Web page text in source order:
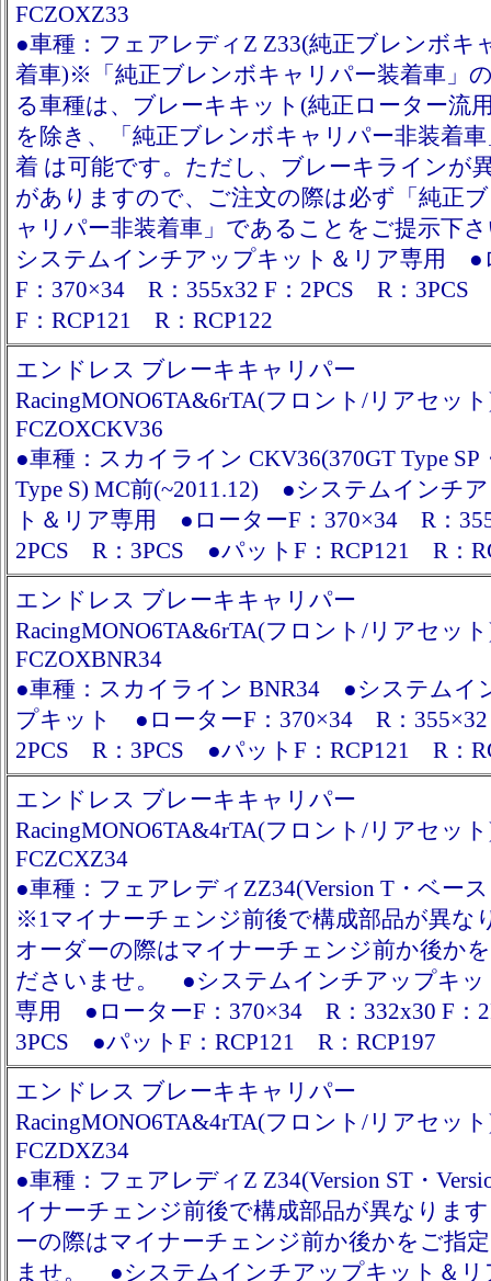
FCZOXZ33
●車種：フェアレディZ Z33(純正ブレンボキ
着車)※「純正ブレンボキャリパー装着車」
る車種は、ブレーキキット(純正ローター流
を除き、「純正ブレンボキャリパー非装着
着 は可能です。ただし、ブレーキラインが
がありますので、ご注文の際は必ず「純正
ャリパー非装着車」であることをご提示下
システムインチアップキット＆リア専用 ●
F：370×34 R：355x32 F：2PCS R：
F：RCP121 R：RCP122
エンドレス ブレーキキャリパー
RacingMONO6TA&6rTA(フロント/リアセッ
FCZOXCKV36
●車種：スカイライン CKV36(370GT Type SP
Type S) MC前(~2011.12) ●システムインチ
ト＆リア専用 ●ローターF：370×34 R：
2PCS R：3PCS ●パットF：RCP121 R：
エンドレス ブレーキキャリパー
RacingMONO6TA&6rTA(フロント/リアセッ
FCZOXBNR34
●車種：スカイライン BNR34 ●システムイ
プキット ●ローターF：370×34 R：355×32
2PCS R：3PCS ●パットF：RCP121 R：
エンドレス ブレーキキャリパー
RacingMONO6TA&4rTA(フロント/リアセッ
FCZCXZ34
●車種：フェアレディZZ34(Version T・ベー
※1マイナーチェンジ前後で構成部品が異な
オーダーの際はマイナーチェンジ前か後か
ださいませ。 ●システムインチアップキッ
専用 ●ローターF：370×34 R：332x30 F：
3PCS ●パットF：RCP121 R：RCP197
エンドレス ブレーキキャリパー
RacingMONO6TA&4rTA(フロント/リアセッ
FCZDXZ34
●車種：フェアレディZ Z34(Version ST・
イナーチェンジ前後で構成部品が異なりま
ーの際はマイナーチェンジ前か後かをご指
ませ。 ●システムインチアップキット＆